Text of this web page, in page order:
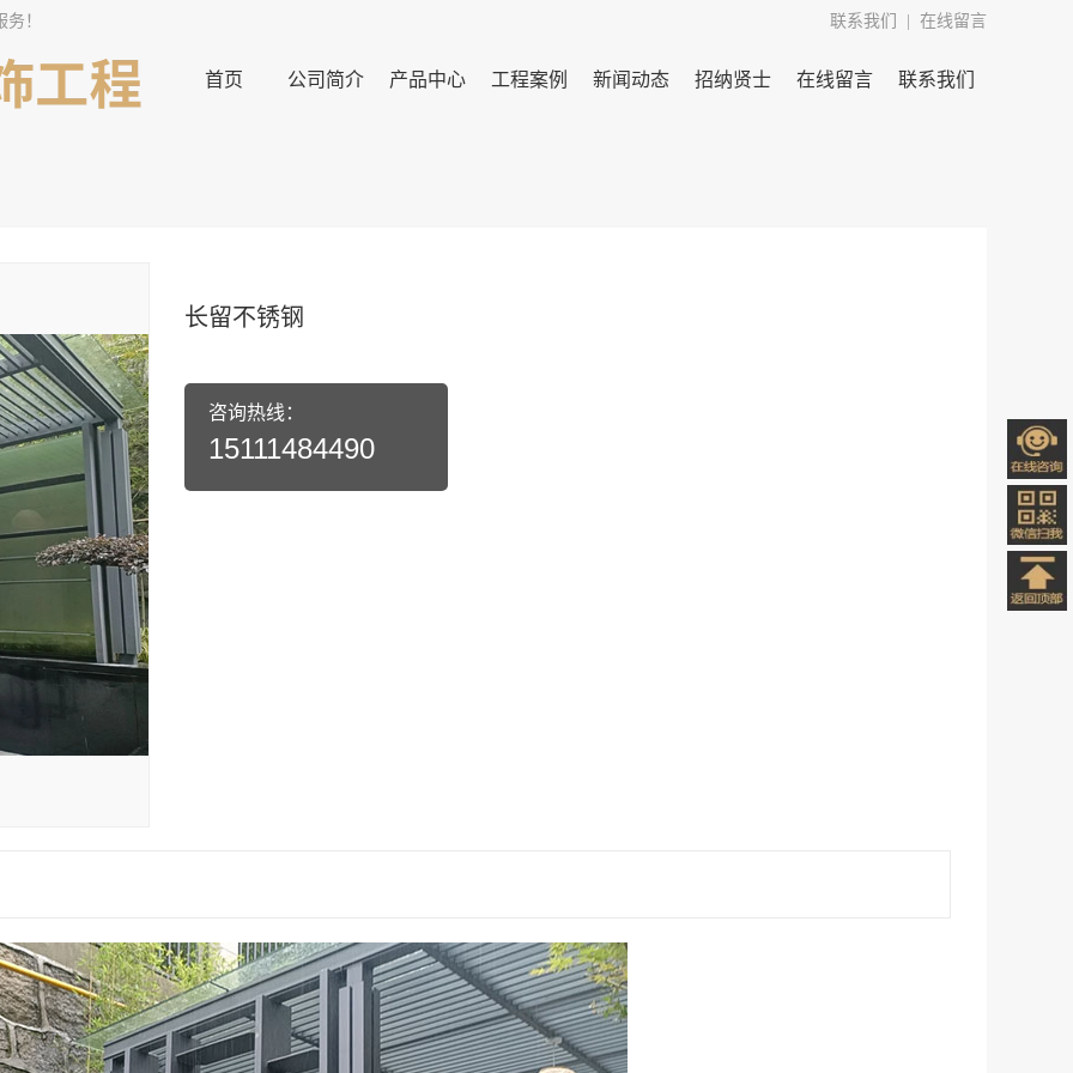
首页 公司简介 产品中心 工程案例 新闻动态 招纳贤士 在线留言 联系我们
！ 联系我们 在线留言
长留不锈钢
咨询热线：
15111484490